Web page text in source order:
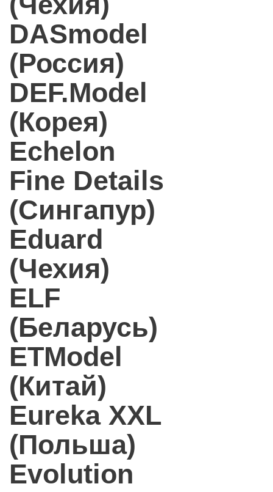
DASmodel
(Россия)
DEF.Model
(Корея)
Echelon
Fine Details
(Сингапур)
Eduard
(Чехия)
ELF
(Беларусь)
ETModel
(Китай)
Eureka XXL
(Польша)
Evolution